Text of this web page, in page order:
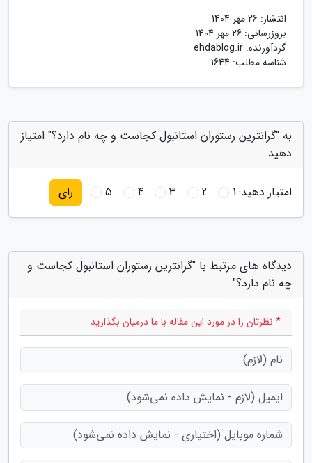
انتشار: 26 مهر 1404
بروزرسانی: 26 مهر 1404
گردآورنده: ehdablog.ir
شناسه مطلب: 1644
به "گرانترین رستوران استانبول کجاست و چه نام دارد؟" امتیاز
دهید
امتیاز دهید:1
2
3
4
5 رای
دیدگاه های مرتبط با "گرانترین رستوران استانبول کجاست و
چه نام دارد؟"
* نظرتان را در مورد این مقاله با ما درمیان بگذارید